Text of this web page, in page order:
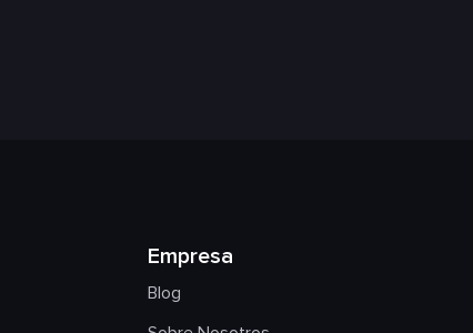
Empresa
Blog